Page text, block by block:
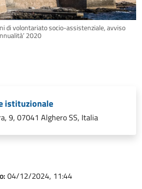
di volontariato socio-assistenziale, avviso
2020
istituzionale
9, 07041 Alghero SS, Italia
04/12/2024, 11:44